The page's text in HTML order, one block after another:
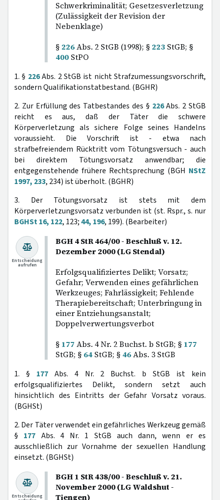
Schwerkriminalität; Gesetzesverletzung
(Zulässigkeit der Revision der
Nebenklage)
§ 226Abs. 2 StGB (1998); § 223 StGB; §
400 StPO
1. § 226Abs. 2 StGB ist nicht Strafzumessungsvorschrift,
sondern Qualifikationstatbestand. (BGHR)
2. Zur Erfüllung des Tatbestandes des § 226Abs. 2 StGB
reicht es aus, daß der Täter die schwere
Körperverletzung als sichere Folge seines Handelns
voraussieht. Die Vorschrift ist - etwa nach
strafbefreiendem Rücktritt vom Tötungsversuch - auch
bei direktem Tötungsvorsatz anwendbar; die
entgegenstehende frühere Rechtsprechung (BGH NStZ
1997, 233, 234) ist überholt. (BGHR)
3. Der Tötungsvorsatz ist stets mit dem
Körperverletzungsvorsatz verbunden ist (st. Rspr., s. nur
BGHSt 16, 122, 123;44, 196, 199). (Bearbeiter)
BGH 4 StR 464/00 - Beschluß v. 12.
Dezember 2000 (LG Stendal)
Erfolgsqualifiziertes Delikt; Vorsatz;
Gefahr; Verwenden eines gefährlichen
Werkzeuges; Fahrlässigkeit; Fehlende
Therapiebereitschaft; Unterbringung in
einer Entziehungsanstalt;
Doppelverwertungsverbot
§ 177 Abs. 4 Nr. 2 Buchst. b StGB; § 177
StGB; § 64 StGB; § 46Abs. 3 StGB
Entscheidung
aufrufen
1. § 177Abs. 4 Nr. 2 Buchst. b StGB ist kein
erfolgsqualifiziertes Delikt, sondern setzt auch
hinsichtlich des Eintritts der Gefahr Vorsatz voraus.
(BGHSt)
2. Der Täter verwendet ein gefährliches Werkzeug gemäß
§ 177 Abs. 4 Nr. 1 StGB auch dann, wenn er es
ausschließlich zur Vornahme der sexuellen Handlung
einsetzt. (BGHSt)
BGH 1 StR 438/00 - Beschluß v. 21.
November 2000 (LG Waldshut -
Tiengen)
Entscheidung